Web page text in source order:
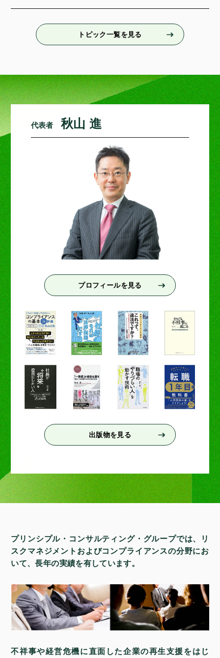
トピック一覧を見る
代表者 秋山 進
プロフィールを見る
出版物を見る
プリンシプル・コンサルティング・グループでは、
リ
スクマネジメントおよびコンプライアンスの分野にお
いて、長年の実績を有しています。
不祥事や経営危機に直面した企業の再生支援をはじ